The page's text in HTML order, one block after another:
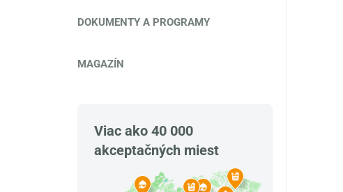
DOKUMENTY A PROGRAMY
MAGAZÍN
Viac ako 40 000
akceptačných miest